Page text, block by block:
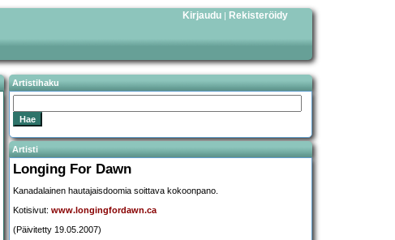
Kirjaudu | Rekisteröidy
Artistihaku
Artisti
Longing For Dawn
Kanadalainen hautajaisdoomia soittava kokoonpano.
Kotisivut: www.longingfordawn.ca
(Päivitetty 19.05.2007)